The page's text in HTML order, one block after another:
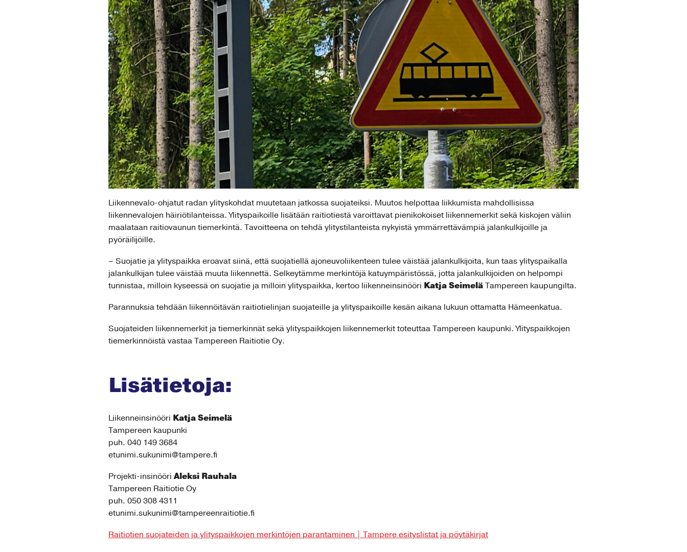
Liikennevalo-ohjatut radan ylityskohdat muutetaan jatkossa suojateiksi. Muutos helpottaa liikkumista mahdollisissa
liikennevalojen häiriötilanteissa. Ylityspaikoille lisätään raitiotiestä varoittavat pienikokoiset liikennemerkit sekä kiskojen väliin
maalataan raitiovaunun tiemerkintä. Tavoitteena on tehdä ylitystilanteista nykyistä ymmärrettävämpiä jalankulkijoille ja
pyöräilijöille.
– Suojatie ja ylityspaikka eroavat siinä, että suojatiellä ajoneuvoliikenteen tulee väistää jalankulkijoita, kun taas ylityspaikalla
jalankulkijan tulee väistää muuta liikennettä. Selkeytämme merkintöjä katuympäristössä, jotta jalankulkijoiden on helpompi
tunnistaa, milloin kyseessä on suojatie ja milloin ylityspaikka, kertoo liikenneinsinööri Katja Seimelä Tampereen kaupungilta.
Parannuksia tehdään liikennöitävän raitiotielinjan suojateille ja ylityspaikoille kesän aikana lukuun ottamatta Hämeenkatua.
Suojateiden liikennemerkit ja tiemerkinnät sekä ylityspaikkojen liikennemerkit toteuttaa Tampereen kaupunki. Ylityspaikkojen
tiemerkinnöistä vastaa Tampereen Raitiotie Oy.
Lisätietoja:
Liikenneinsinööri Katja Seimelä
Tampereen kaupunki
puh. 040 149 3684
etunimi.sukunimi@tampere.fi
Projekti-insinööri Aleksi Rauhala
Tampereen Raitiotie Oy
puh. 050 308 4311
etunimi.sukunimi@tampereenraitiotie.fi
Raitiotien suojateiden ja ylityspaikkojen merkintöjen parantaminen | Tampere esityslistat ja pöytäkirjat